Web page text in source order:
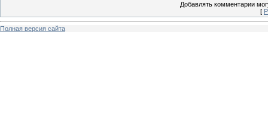
Добавлять комментарии
[
Полная версия сайта